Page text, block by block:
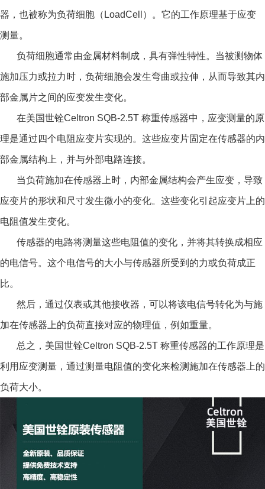
器，也被称为负荷细胞（LoadCell）。它的工作原理基于应变
测量。
负荷细胞通常由金属材料制成，具有弹性特性。当被测物体
施加压力或拉力时，负荷细胞会发生弯曲或拉伸，从而导致其内
部金属片之间的应变发生变化。
在美国世铨Celtron SQB-2.5T 称重传感器中，应变测量的原
理是通过四个电阻应变片实现的。这些应变片固定在传感器的内
部金属结构上，并与外部电路连接。
当负荷施加在传感器上时，内部金属结构会产生应变，导致
应变片的形状和尺寸发生微小的变化。这些变化引起应变片上的
电阻值发生变化。
传感器的电路将测量这些电阻值的变化，并将其转换成相应
的电信号。这个电信号的大小与传感器所受到的力或负荷成正
比。
然后，通过仪表或其他接收器，可以将该电信号转化为与施
加在传感器上的负荷直接对应的物理值，例如重量。
总之，美国世铨Celtron SQB-2.5T 称重传感器的工作原理是
利用应变测量，通过测量电阻值的变化来检测施加在传感器上的
负荷大小。